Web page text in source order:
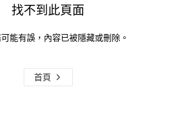
找不到此頁面
能有誤，內容已被隱藏或刪除。
首頁